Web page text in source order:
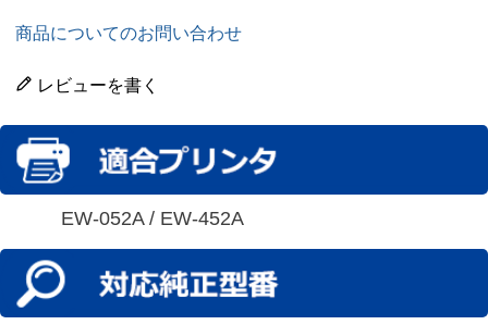
商品についてのお問い合わせ
レビューを書く
EW-052A / EW-452A